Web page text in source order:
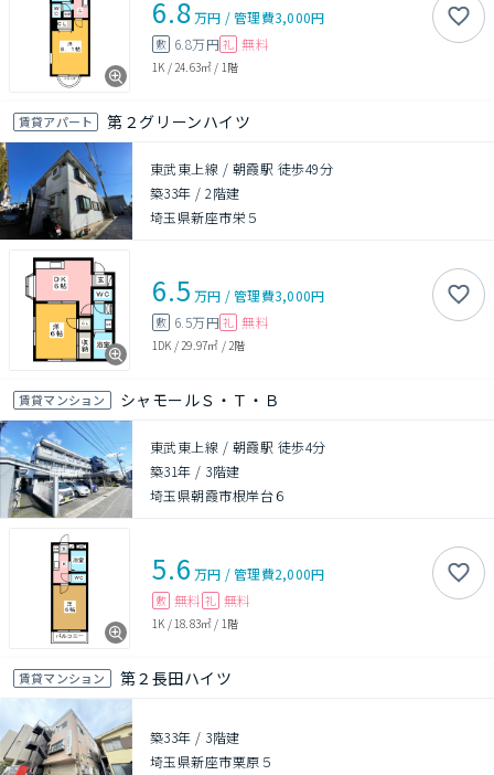
6.8万円 /管理費3,000円
敷 6.8万円 礼 無料
1K / 24.63㎡ / 1階
賃貸アパート 第２グリーンハイツ
東武東上線 / 朝霞駅 徒歩49分
築33年 /2階建
埼玉県新座市栄５
6.5 万円 /管理費3,000円
敷 6.5万円 礼 無料
1DK / 29.97㎡ / 2階
賃貸マンション シャモールＳ・Ｔ・Ｂ
東武東上線 / 朝霞駅 徒歩4分
築31年 / 3階建
埼玉県朝霞市根岸台６
5.6 万円 /管理費2,000円
敷 無料 礼 無料
1K / 18.83㎡ / 1階
賃貸マンション 第２長田ハイツ
築33年 / 3階建
埼玉県新座市栗原５